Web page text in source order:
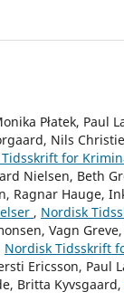
Płatek, Paul
Nils
for
Nielsen, Beth
Ragnar Hauge,
, Nordisk
Vagn
Nordisk Tidsskrift
Ericsson, Paul
Britta Kyvsgaard,